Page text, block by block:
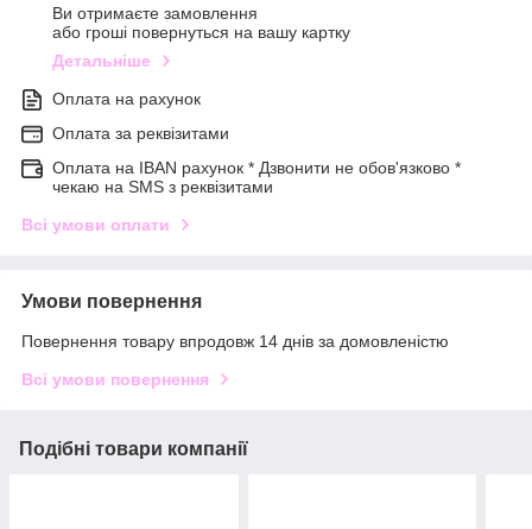
Ви отримаєте замовлення
або гроші повернуться на вашу картку
Детальніше
Оплата на рахунок
Оплата за реквізитами
Оплата на IBAN рахунок * Дзвонити не обов'язково *
чекаю на SMS з реквізитами
Всі умови оплати
Умови повернення
Повернення товару впродовж 14 днів за домовленістю
Всі умови повернення
Подібні товари компанії